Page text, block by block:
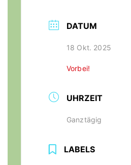
DATUM
18 Okt. 2025
Vorbei!
UHRZEIT
Ganztägig
LABELS